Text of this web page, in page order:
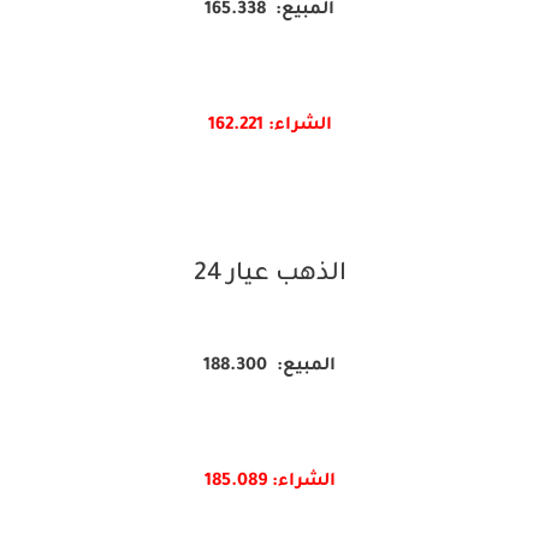
المبيع: 165.338
الشراء: 162. 221
الذهب عيار 24
المبيع: 188.300
الشراء: 185.089